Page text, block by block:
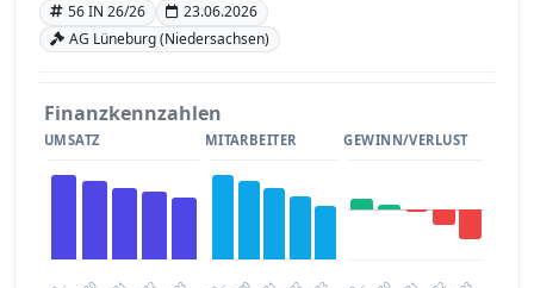
56 IN 26/26
23.06.2026
AG Lüneburg (Niedersachsen)
Finanzkennzahlen
UMSATZ MITARBEITER GEWINN/VERLUST